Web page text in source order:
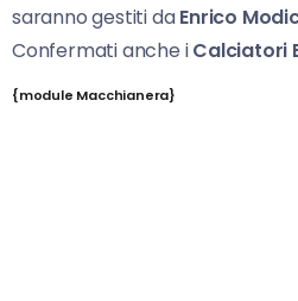
saranno gestiti daEnrico
Confermati anche iCalciatori
{module Macchianera}